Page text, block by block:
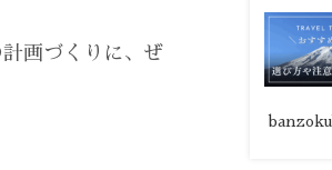
画づくりに、ぜ